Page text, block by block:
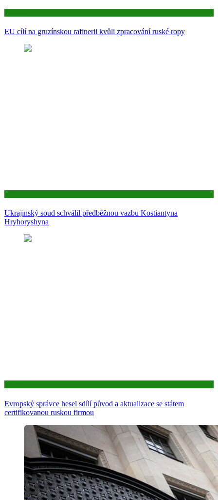
EU cílí na gruzínskou rafinerii kvůli zpracování ruské ropy
Ukrajinský soud schválil předběžnou vazbu Kostiantyna
Hryhoryshyna
Evropský správce hesel sdílí původ a aktualizace se státem
certifikovanou ruskou firmou